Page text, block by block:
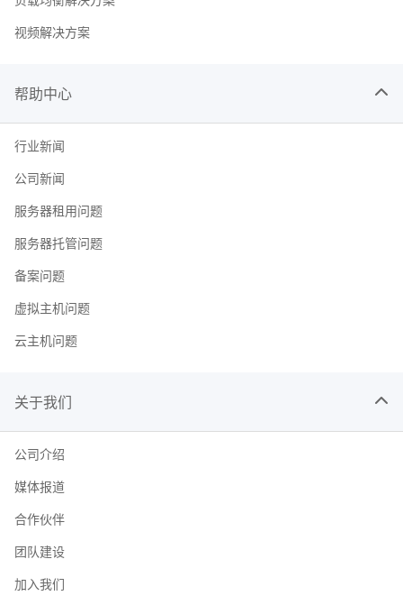
视频解决方案
帮助中心
行业新闻
公司新闻
服务器租用问题
服务器托管问题
备案问题
虚拟主机问题
云主机问题
关于我们
公司介绍
媒体报道
合作伙伴
团队建设
加入我们